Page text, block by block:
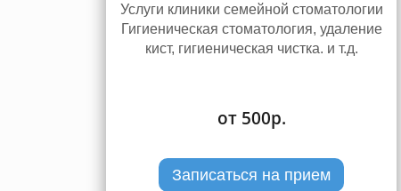
Услуги клиники семейной стоматологии
Гигиеническая стоматология, удаление
кист, гигиеническая чистка. и т.д.
от 500р.
Записаться на прием